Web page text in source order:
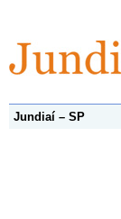
Jundiaí – SP